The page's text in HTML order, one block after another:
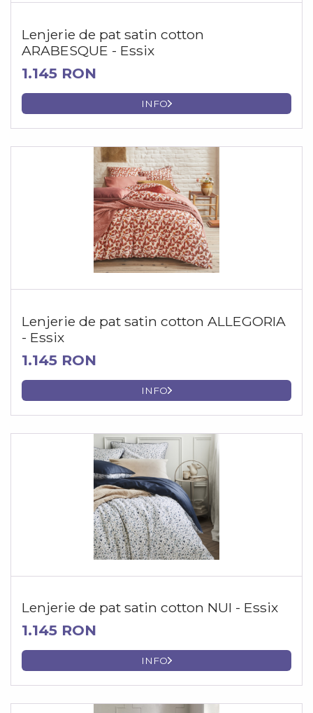
Lenjerie de pat satin cotton
ARABESQUE - Essix
1.145 RON
INFO
Lenjerie de pat satin cotton ALLEGORIA
- Essix
1.145 RON
INFO
Lenjerie de pat satin cotton NUI - Essix
1.145 RON
INFO